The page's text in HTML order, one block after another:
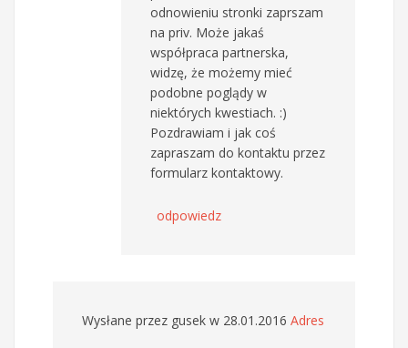
odnowieniu stronki zaprszam
na priv. Może jakaś
współpraca partnerska,
widzę, że możemy mieć
podobne poglądy w
niektórych kwestiach. :)
Pozdrawiam i jak coś
zapraszam do kontaktu przez
formularz kontaktowy.
odpowiedz
Wysłane przez gusek w 28.01.2016 Adres